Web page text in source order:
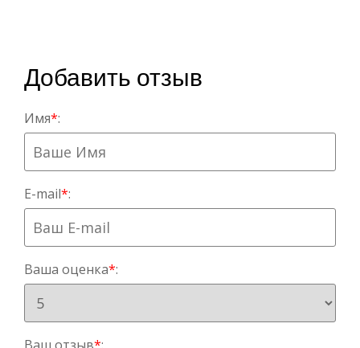
Добавить отзыв
Имя*:
E-mail*:
Ваша оценка*: